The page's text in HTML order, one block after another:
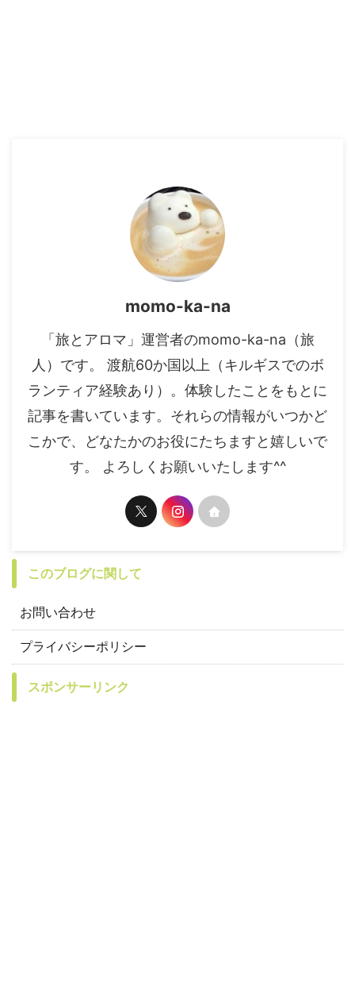
momo-ka-na
「旅とアロマ」運営者のmomo-ka-na（旅
人）です。 渡航60か国以上（キルギスでのボ
ランティア経験あり）。体験したことをもとに
記事を書いています。それらの情報がいつかど
こかで、どなたかのお役にたちますと嬉しいで
す。 よろしくお願いいたします^^
このブログに関して
お問い合わせ
プライバシーポリシー
スポンサーリンク